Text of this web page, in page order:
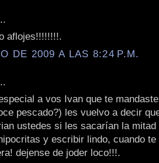
aflojes!!!!!!!!.
DE 2009 A LAS 8:24 P.M.
a vos Ivan que te
pescado?) les vuelvo a decir
ustedes si les sacarían la mitad
y escribir lindo, cuando
dejense de joder loco!!!.